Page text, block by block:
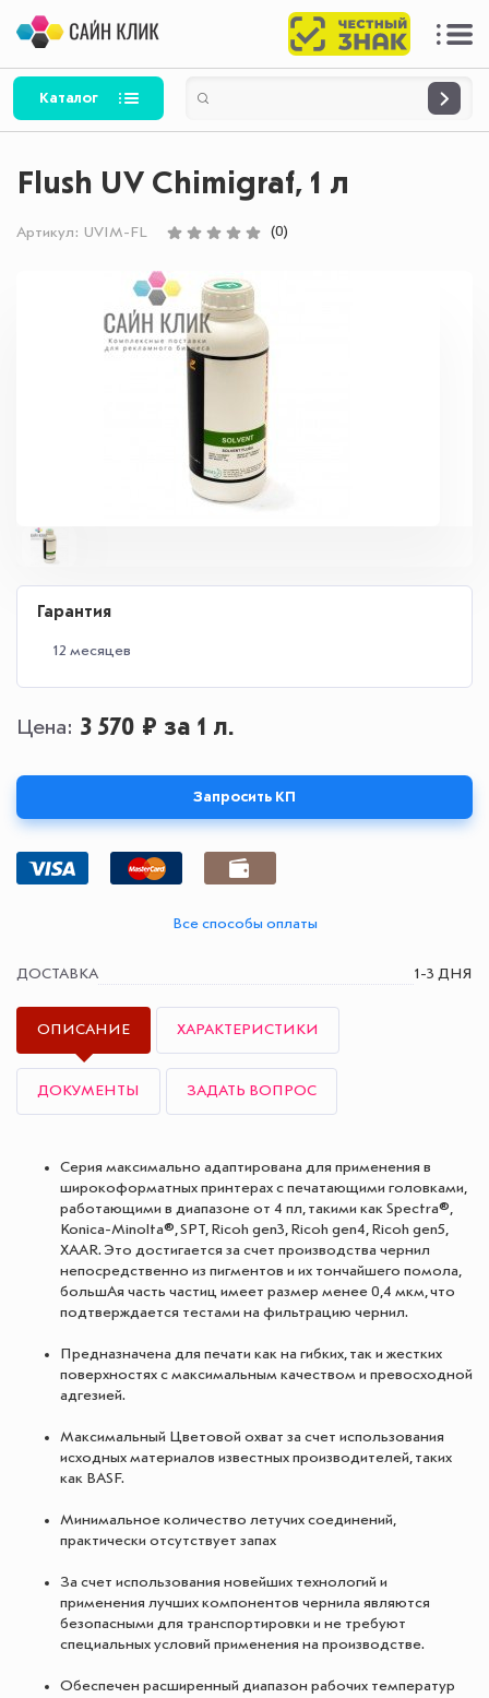
Каталог
Flush UV Chimigraf, 1 л
Артикул: UVIM-FL (0)
Гарантия
12 месяцев
Цена 3 570 ₽ за 1 л.
Запросить КП
Все способы оплаты
ДОСТАВКА 1-3 ДНЯ
ОПИСАНИЕ ХАРАКТЕРИСТИКИ
ДОКУМЕНТЫ ЗАДАТЬ ВОПРОС
Серия максимально адаптирована для применения в
широкоформатных принтерах с печатающими головками,
работающими в диапазоне от 4 пл, такими как Spectra®,
Koniсa-Minolta®, SPT, Ricoh gen3, Ricoh gen4, Ricoh gen5,
XAAR. Это достигается за счет производства чернил
непосредственно из пигментов и их тончайшего помола,
большАя часть частиц имеет размер менее 0,4 мкм, что
подтверждается тестами на фильтрацию чернил.
Предназначена для печати как на гибких, так и жестких
поверхностях с максимальным качеством и превосходной
адгезией.
Максимальный Цветовой охват за счет использования
исходных материалов известных производителей, таких
как BASF.
Минимальное количество летучих соединений,
практически отсутствует запах
За счет использования новейших технологий и
применения лучших компонентов чернила являются
безопасными для транспортировки и не требуют
специальных условий применения на производстве.
Обеспечен расширенный диапазон рабочих температур